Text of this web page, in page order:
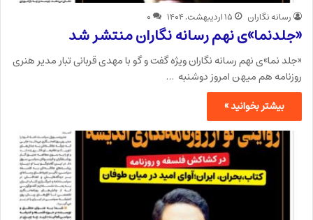
رسانه نگاران ۱۵ اردیبهشت, ۱۴۰۴ ۰
«جلدنما»ی نهم رسانه نگاران منتشر شد
«جلد نما»ی نهم رسانه نگاران ویژه گفت و گو با مهدی قربانی تبار مدیر هنری
روزنامه هم میهن امروز دوشنبه …
بیشتر بخوانید »